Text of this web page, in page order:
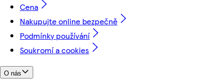
Cena
Nakupujte online bezpečně
Podmínky používání
Soukromí a cookies
O nás